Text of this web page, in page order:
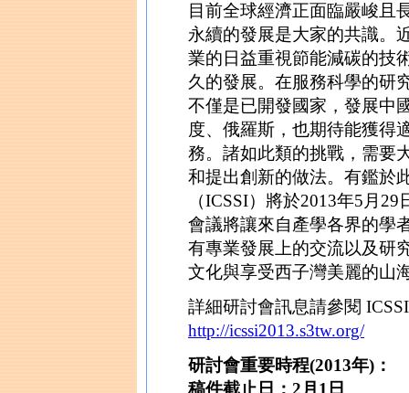
目前全球經濟正面臨嚴峻且
永續的發展是大家的共識。
業的日益重視節能減碳的技
久的發展。在服務科學的研
不僅是已開發國家，發展中
度、俄羅斯，也期待能獲得
務。諸如此類的挑戰，需要
和提出創新的做法。有鑑於
（ICSSI）將於2013年5月
會議將讓來自產學各界的學
有專業發展上的交流以及研
文化與享受西子灣美麗的山
詳細研討會訊息請參閱
http://icssi2013.s3tw.org/
研討會重要時程(2013年)：
稿件截止日：2月1日